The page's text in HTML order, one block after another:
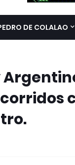
DE COLALAO